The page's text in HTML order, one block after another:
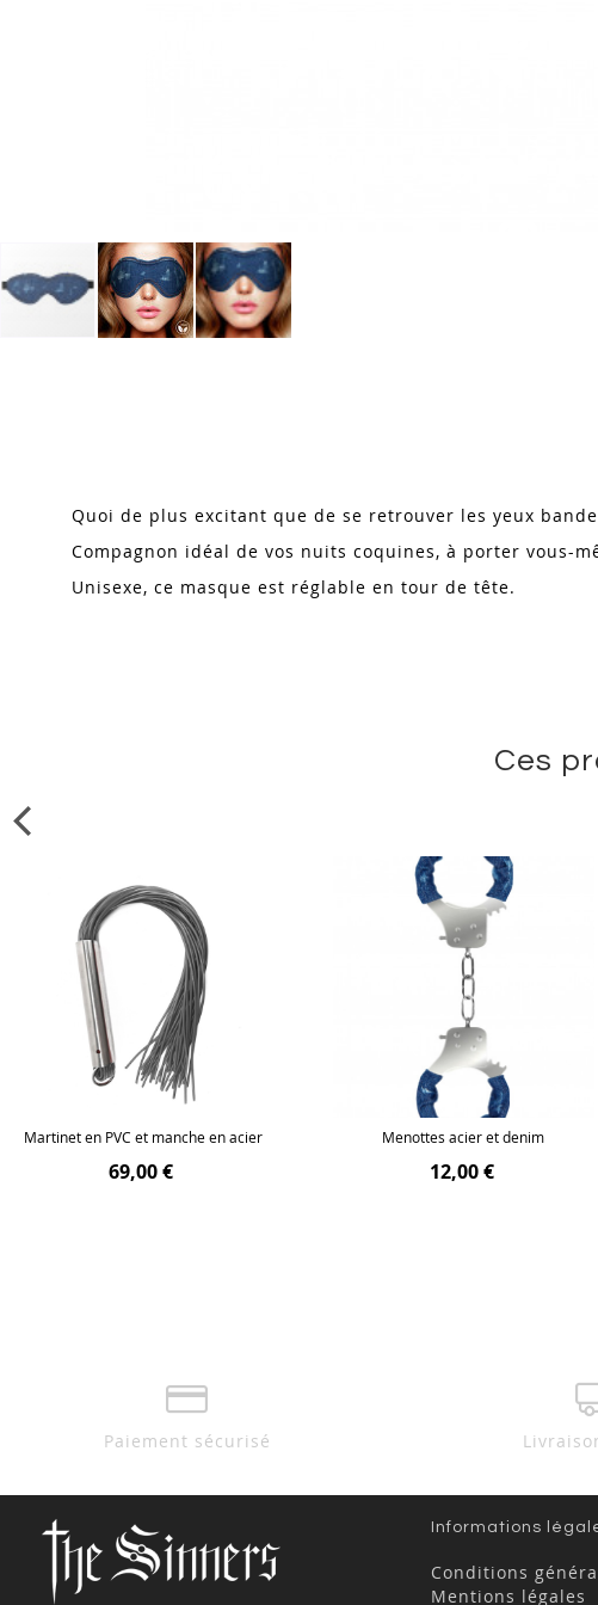
Quoi de plus excitant que de se retrouver les yeux
Compagnon idéal de vos nuits coquines, à porter vous-
Unisexe, ce masque est réglable en tour de tête.
Ces
Martinet en PVC et manche en acier
69,00 €
Menottes acier et denim
12,00 €
Paiement sécurisé
Informations
Conditions
Mentions légales